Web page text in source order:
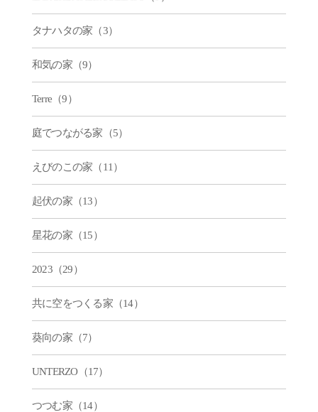
タナハタの家（3）
和気の家（9）
Terre（9）
庭でつながる家（5）
えびのこの家（11）
起伏の家（13）
星花の家（15）
2023（29）
共に空をつくる家（14）
葵向の家（7）
UNTERZO（17）
つつむ家（14）